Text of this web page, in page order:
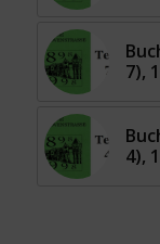
7),
4),